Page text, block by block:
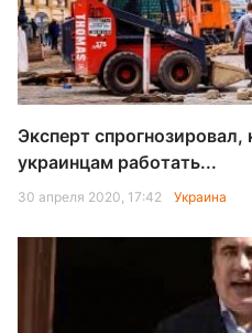
Эксперт спрогнозировал,
украинцам работать...
30 апреля 2020, 17:42 Украина